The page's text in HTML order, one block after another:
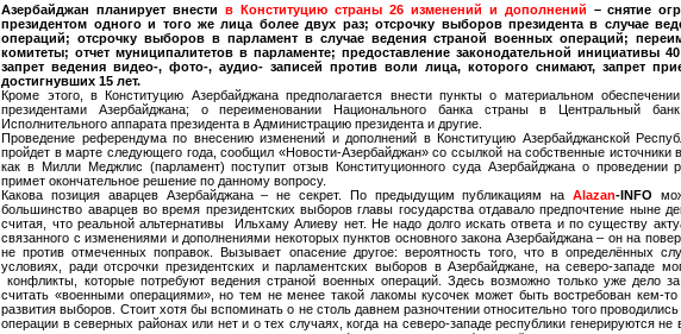
Азербайджан планирует внести в Конституцию страны 26 изменений и дополнений – снятие
президентом одного и того же лица более двух раз; отсрочку выборов президента в случае
операций; отсрочку выборов в парламент в случае ведения страной военных операций;
комитеты; отчет муниципалитетов в парламенте; предоставление законодательной инициативы
запрет ведения видео-, фото-, аудио- записей против воли лица, которого снимают, запрет
достигнувших 15 лет.
Кроме этого, в Конституцию Азербайджана предполагается внести пункты о материальном
президентами Азербайджана; о переименовании Национального банка страны в Центральный
Исполнительного аппарата президента в Администрацию президента и другие.
Проведение референдума по внесению изменений и дополнений в Конституцию Азербайджанской
пройдет в марте следующего года, сообщил «Новости-Азербайджан» со ссылкой на собственные источники
как в Милли Меджлис (парламент) поступит отзыв Конституционного суда Азербайджана о проведении
примет окончательное решение по данному вопросу.
Какова позиция аварцев Азербайджана – не секрет. По предыдущим публикациям наAlazan-INFO
большинство аварцев во время президентских выборов главы государства отдавало предпочтение ныне
считая, что реальной альтернативы
Ильхаму Алиеву нет. Не надо долго искать ответа и по существу
связанного с изменениями и дополнениями некоторых пунктов основного закона Азербайджана – он на
не против отмеченных поправок. Вызывает опасение другое: вероятность того, что в определённых
условиях, ради отсрочки президентских и парламентских выборов в Азербайджане, на северо-западе
конфликты, которые потребуют ведения страной военных операций. Здесь возможно только уже дело
считать «военными операциями», но тем не менее такой лакомы кусочек может быть востребован кем-
развития выборов. Стоит хотя бы вспоминать о не столь давнем разночтении относительно того
операции в северных районах или нет и о тех случаях, когда на северо-западе республики генерируются не